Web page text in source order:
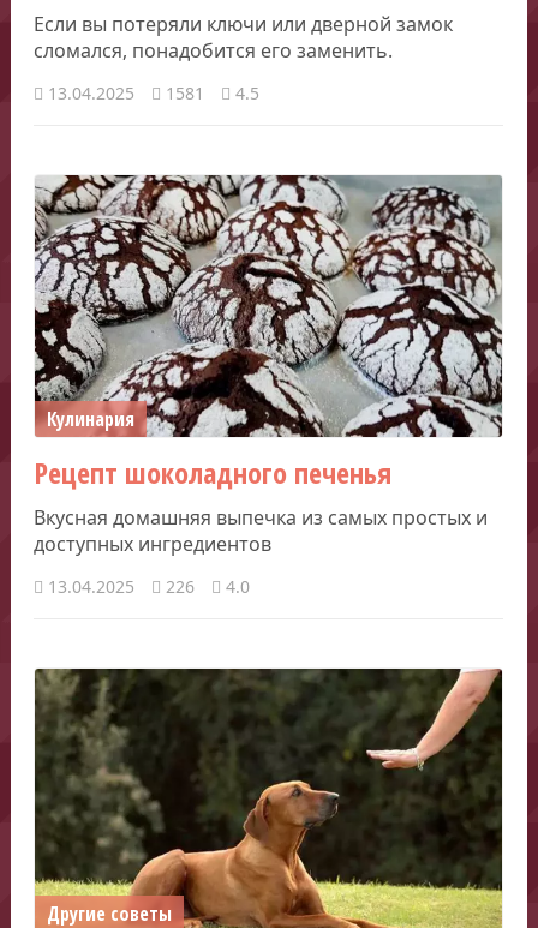
Если вы потеряли ключи или дверной замок
сломался, понадобится его заменить.
13.04.2025 1581 4.5
Кулинария
Рецепт шоколадного печенья
Вкусная домашняя выпечка из самых простых и
доступных ингредиентов
13.04.2025 226 4.0
Другие советы